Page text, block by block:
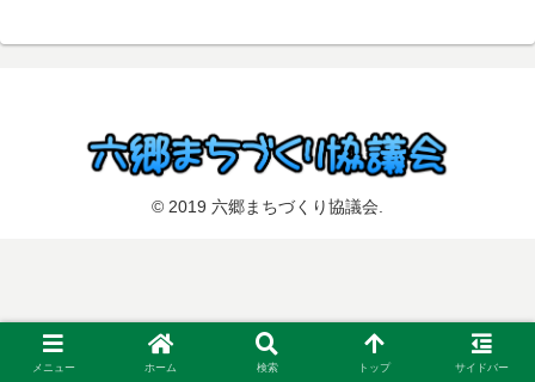
© 2019 六郷まちづくり協議会.
メニュー ホーム 検索 トップ サイドバー